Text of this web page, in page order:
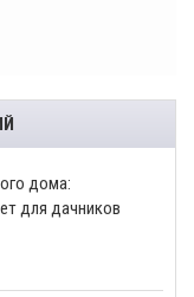
дома:
для дачников